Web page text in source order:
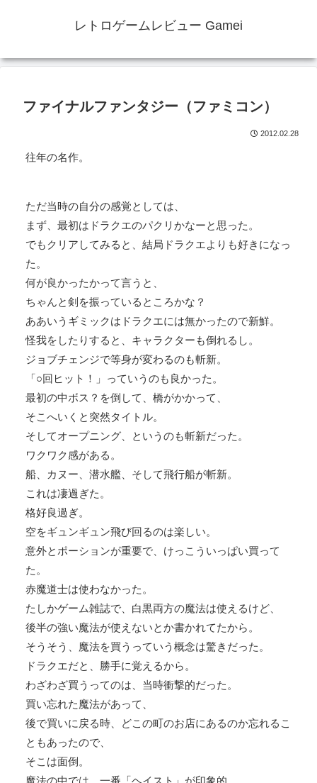
レトロゲームレビュー Gamei
ファイナルファンタジー（ファミコン）
2012.02.28
往年の名作。
ただ当時の自分の感覚としては、
まず、最初はドラクエのパクリかなーと思った。
でもクリアしてみると、結局ドラクエよりも好きになっ
た。
何が良かったかって言うと、
ちゃんと剣を振っているところかな？
ああいうギミックはドラクエには無かったので新鮮。
怪我をしたりすると、キャラクターも倒れるし。
ジョブチェンジで等身が変わるのも斬新。
「○回ヒット！」っていうのも良かった。
最初の中ボス？を倒して、橋がかかって、
そこへいくと突然タイトル。
そしてオープニング、というのも斬新だった。
ワクワク感がある。
船、カヌー、潜水艦、そして飛行船が斬新。
これは凄過ぎた。
格好良過ぎ。
空をギュンギュン飛び回るのは楽しい。
意外とポーションが重要で、けっこういっぱい買って
た。
赤魔道士は使わなかった。
たしかゲーム雑誌で、白黒両方の魔法は使えるけど、
後半の強い魔法が使えないとか書かれてたから。
そうそう、魔法を買うっていう概念は驚きだった。
ドラクエだと、勝手に覚えるから。
わざわざ買うってのは、当時衝撃的だった。
買い忘れた魔法があって、
後で買いに戻る時、どこの町のお店にあるのか忘れるこ
ともあったので、
そこは面倒。
魔法の中では、一番「ヘイスト」が印象的。